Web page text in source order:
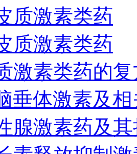
质激素类药
质激素类药
激素类药的
垂体激素及
腺激素药及